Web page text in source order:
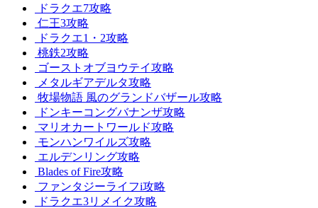
ドラクエ7攻略
仁王3攻略
ドラクエ1・2攻略
桃鉄2攻略
ゴーストオブヨウテイ攻略
メタルギアデルタ攻略
牧場物語 風のグランドバザール攻略
ドンキーコングバナンザ攻略
マリオカートワールド攻略
モンハンワイルズ攻略
エルデンリング攻略
Blades of Fire攻略
ファンタジーライフi攻略
ドラクエ3リメイク攻略